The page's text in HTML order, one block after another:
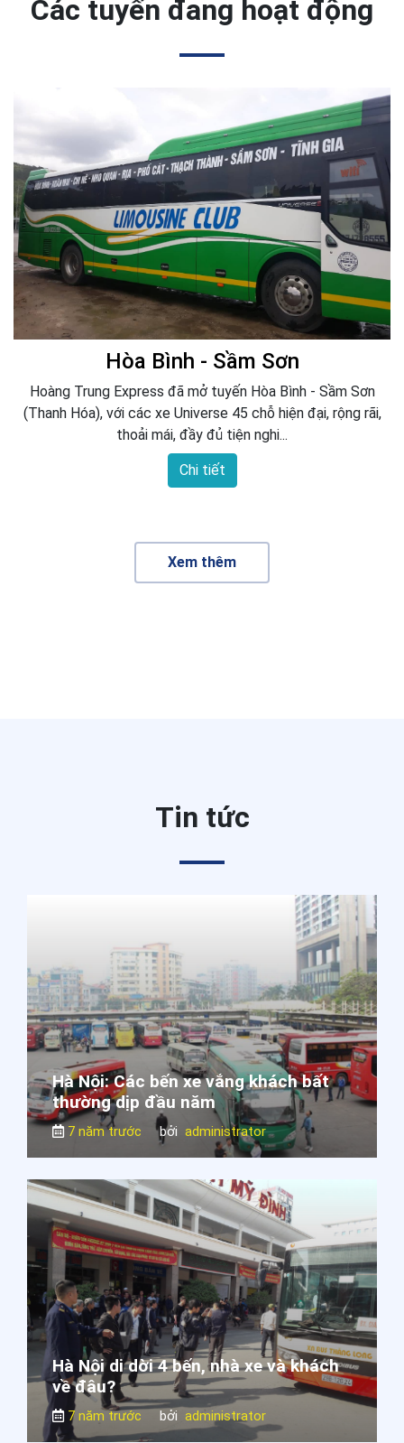
Các tuyến đang hoạt động
Hòa Bình - Sầm Sơn
Hoàng Trung Express đã mở tuyến Hòa Bình - Sầm Sơn
(Thanh Hóa), với các xe Universe 45 chỗ hiện đại, rộng rãi,
thoải mái, đầy đủ tiện nghi...
Chi tiết
Xem thêm
Tin tức
Hà Nội: Các bến xe vắng khách bất
thường dịp đầu năm
7 năm trước bởi administrator
Hà Nội di dời 4 bến, nhà xe và khách
về đâu?
7 năm trước bởi administrator